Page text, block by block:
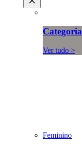
Categoria
Ver tudo >
Feminino